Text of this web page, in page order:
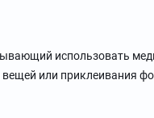
использовать
или приклеивания